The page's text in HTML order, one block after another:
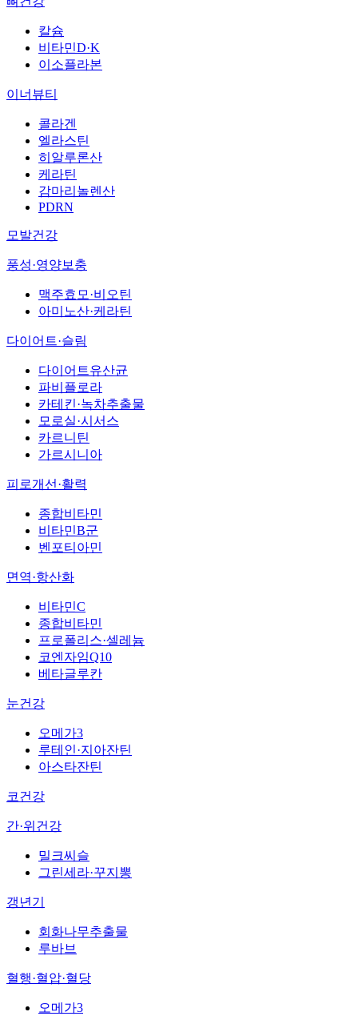
칼슘
비타민D·K
이소플라본
이너뷰티
콜라겐
엘라스틴
히알루론산
케라틴
감마리놀렌산
PDRN
모발건강
풍성·영양보충
맥주효모·비오틴
아미노산·케라틴
다이어트·슬림
다이어트유산균
파비플로라
카테킨·녹차추출물
모로실·시서스
카르니틴
가르시니아
피로개선·활력
종합비타민
비타민B군
벤포티아민
면역·항산화
비타민C
종합비타민
프로폴리스·셀레늄
코엔자임Q10
베타글루칸
눈건강
오메가3
루테인·지아잔틴
아스타잔틴
코건강
간·위건강
밀크씨슬
그린세라·꾸지뽕
갱년기
회화나무추출물
루바브
혈행·혈압·혈당
오메가3